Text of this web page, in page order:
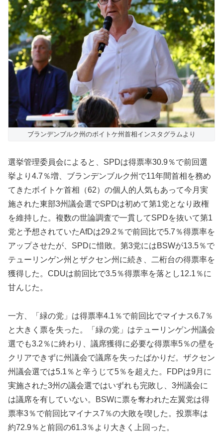
ブランデンブルク州のボイトケ州首相インスタグラムより
選挙管理委員会によると、SPDは得票率30.9％で前回選
挙より4.7％増、ブランデンブルク州で11年間首相を務め
てきたボイトケ首相（62）の個人的人気もあって今月実
施された東部3州議会選でSPDは初めて第1党となり政権
を維持した。複数の世論調査で一貫してSPDを抜いて第1
党と予想されていたAfDは29.2％で前回比で5.7％得票率を
アップさせたが、SPDに惜敗。第3党にはBSWが13.5％で
テューリンゲン州とザクセン州に続き、二桁台の得票率を
獲得した。CDUは前回比で3.5％得票率を落とし12.1％に
甘んじた。
一方、「緑の党」は得票率4.1％で前回比でマイナス6.7％
と大きく票を失った。「緑の党」はテューリンゲン州議会
選でも3.2％に終わり、議席獲得に必要な得票率5％の壁を
クリアできずに州議会で議席を失ったばかりだ。ザクセン
州議会選では5.1％と辛うじて5％を超えた。FDPは9月に
実施された3州の議会選ではいずれも完敗し、3州議会に
は議席を有していない。BSWに票を奪われた左翼党は得
票率3％で前回比マイナス7％の大敗を喫した。投票率は
約72.9％と前回の61.3％より大きく上回った。